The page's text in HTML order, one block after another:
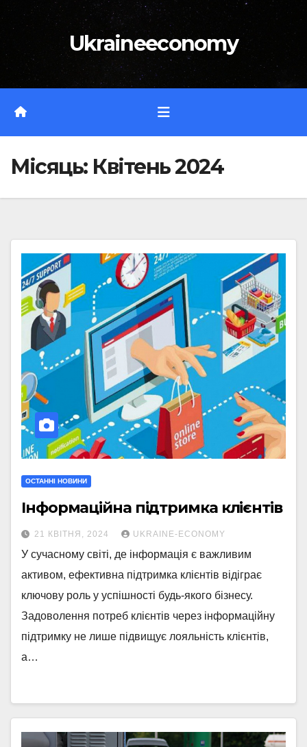
Перейти
Ukraineeconomy
Місяць: Квітень 2024
ОСТАННІ НОВИНИ
Інформаційна підтримка клієнтів
21 КВІТНЯ, 2024 UKRAINE-ECONOMY
У сучасному світі, де інформація є важливим
активом, ефективна підтримка клієнтів відіграє
ключову роль у успішності будь-якого бізнесу.
Задоволення потреб клієнтів через інформаційну
підтримку не лише підвищує лояльність клієнтів,
а…